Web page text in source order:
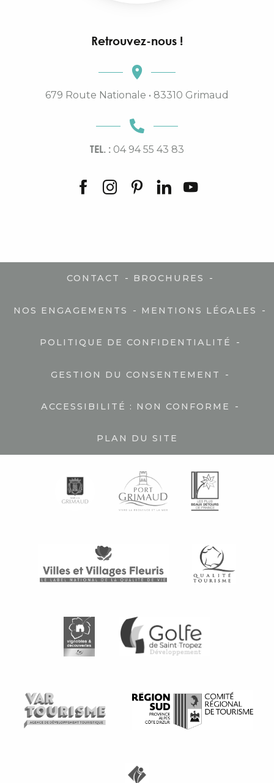
Retrouvez-nous !
679 Route Nationale • 83310 Grimaud
TEL. : 04 94 55 43 83
CONTACT - BROCHURES -
NOS ENGAGEMENTS - MENTIONS LÉGALES -
POLITIQUE DE CONFIDENTIALITÉ -
GESTION DU CONSENTEMENT -
ACCESSIBILITÉ : NON CONFORME -
PLAN DU SITE